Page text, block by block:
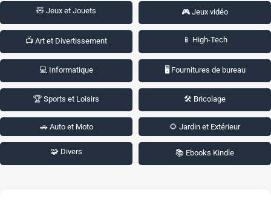
🧸 Jeux et Jouets 🎮 Jeux vidéo
📺 Art et Divertissement 📱 High-Tech
💻 Informatique 🖥️ Fournitures de bureau
🏆 Sports et Loisirs 🛠️ Bricolage
🚗 Auto et Moto 🌻 Jardin et Extérieur
🧩 Divers 📚 Ebooks Kindle